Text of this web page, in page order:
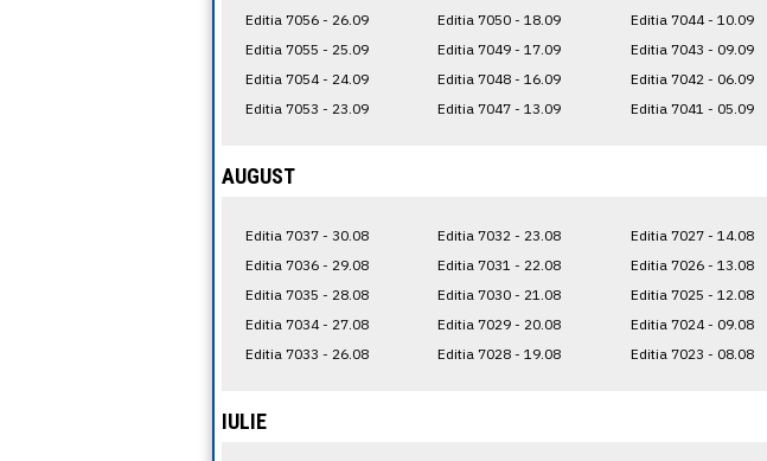
Editia 7056 - 26.09
Editia 7055 - 25.09
Editia 7054 - 24.09
Editia 7053 - 23.09
Editia 7050 - 18.09
Editia 7049 - 17.09
Editia 7048 - 16.09
Editia 7047 - 13.09
Editia 7044 - 10.09
Editia 7043 - 09.09
Editia 7042 - 06.09
Editia 7041 - 05.09
AUGUST
Editia 7037 - 30.08
Editia 7036 - 29.08
Editia 7035 - 28.08
Editia 7034 - 27.08
Editia 7033 - 26.08
Editia 7032 - 23.08
Editia 7031 - 22.08
Editia 7030 - 21.08
Editia 7029 - 20.08
Editia 7028 - 19.08
Editia 7027 - 14.08
Editia 7026 - 13.08
Editia 7025 - 12.08
Editia 7024 - 09.08
Editia 7023 - 08.08
IULIE